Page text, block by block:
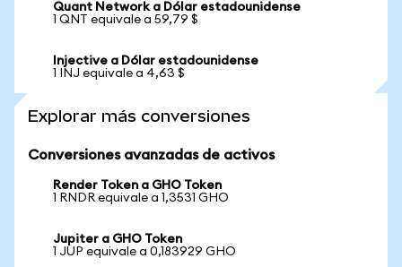
Quant Network a Dólar estadounidense
1 QNT equivale a 59,79 $
Injective a Dólar estadounidense
1 INJ equivale a 4,63 $
Explorar más conversiones
Conversiones avanzadas de activos
Render Token a GHO Token
1 RNDR equivale a 1,3531 GHO
Jupiter a GHO Token
1 JUP equivale a 0,183929 GHO